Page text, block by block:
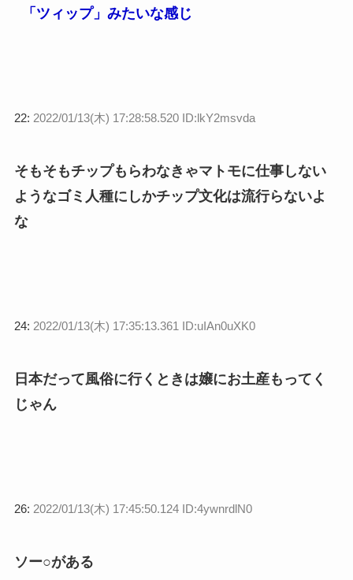
「ツィップ」みたいな感じ
22: 2022/01/13(木) 17:28:58.520 ID:lkY2msvda
そもそもチップもらわなきゃマトモに仕事しない
ようなゴミ人種にしかチップ文化は流行らないよ
な
24: 2022/01/13(木) 17:35:13.361 ID:uIAn0uXK0
日本だって風俗に行くときは嬢にお土産もってく
じゃん
26: 2022/01/13(木) 17:45:50.124 ID:4ywnrdlN0
ソー○がある